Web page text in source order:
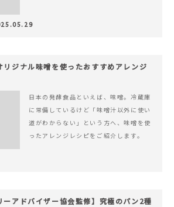
リジナル味噌を使ったおすすめアレンジ
日本の発酵食品といえば、味噌。冷蔵庫
に常備しているけど「味噌汁以外に使い
道がわからない」という方へ、味噌を使
ったアレンジレシピをご紹介します。
ーアドバイザー協会監修】究極のパン2種